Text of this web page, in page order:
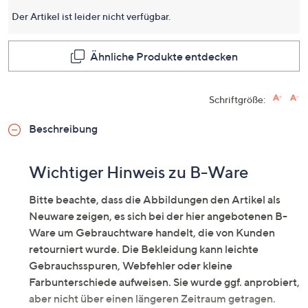
Der Artikel ist leider nicht verfügbar.
Ähnliche Produkte entdecken
Schriftgröße:
Beschreibung
Wichtiger Hinweis zu B-Ware
Bitte beachte, dass die Abbildungen den Artikel als
Neuware zeigen, es sich bei der hier angebotenen B-
Ware um Gebrauchtware handelt, die von Kunden
retourniert wurde. Die Bekleidung kann leichte
Gebrauchsspuren, Webfehler oder kleine
Farbunterschiede aufweisen. Sie wurde ggf. anprobiert,
aber nicht über einen längeren Zeitraum getragen.